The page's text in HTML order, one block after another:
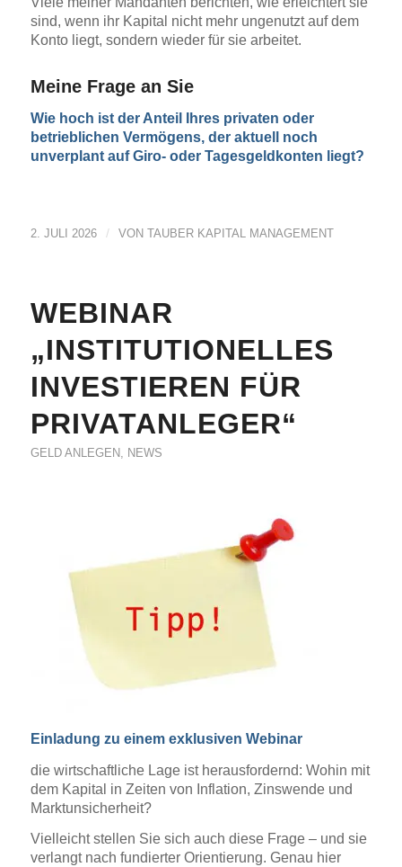
sind, wenn ihr Kapital nicht mehr ungenutzt auf dem
Konto liegt, sondern wieder für sie arbeitet.
Meine Frage an Sie
Wie hoch ist der Anteil Ihres privaten oder
betrieblichen Vermögens, der aktuell noch
unverplant auf Giro- oder Tagesgeldkonten liegt?
2. JULI 2026 / VON TAUBER KAPITAL MANAGEMENT
WEBINAR
„INSTITUTIONELLES
INVESTIEREN FÜR
PRIVATANLEGER“
GELD ANLEGEN, NEWS
Einladung zu einem exklusiven Webinar
die wirtschaftliche Lage ist herausfordernd: Wohin mit
dem Kapital in Zeiten von Inflation, Zinswende und
Marktunsicherheit?
Vielleicht stellen Sie sich auch diese Frage – und sie
verlangt nach fundierter Orientierung. Genau hier